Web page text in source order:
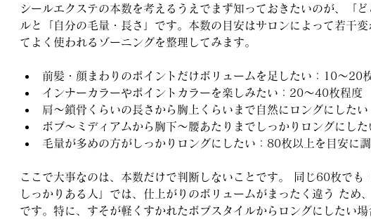
シールエクステの本数を考えるうえでまず知っておきたいのが、「
ルと「自分の毛量・長さ」です。本数の目安はサロンによって若干
てよく使われるゾーニングを整理してみます。
前髪・顔まわりのポイントだけボリュームを足したい：10〜20
インナーカラーやポイントカラーを楽しみたい：20〜40枚程度
肩〜鎖骨くらいの長さから胸上くらいまで自然にロングにした
ボブ〜ミディアムから胸下〜腰あたりまでしっかりロングにし
毛量が多めの方がしっかりロングにしたい：80枚以上を目安に
ここで大事なのは、本数だけで判断しないことです。 同じ60枚でも
しっかりある人」では、仕上がりのボリュームがまったく違う ため
です。特に、すそが軽くすかれたボブスタイルからロングにしたい